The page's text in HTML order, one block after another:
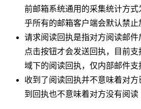
前邮箱系统通用的采集统计方
乎所有的邮箱客户端会默认禁止
请求阅读回执是指对方阅读邮
点击按钮才会发送回执，目前
域下的阅读回执，仅内部邮件支
收到了阅读回执并不意味着对
到回执也不意味着对方没有阅读